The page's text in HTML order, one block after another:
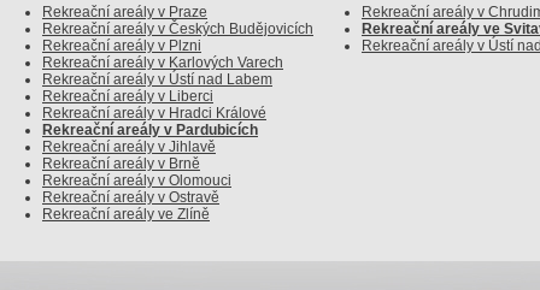
Rekreační areály v Praze
Rekreační areály v Českých Budějovicích
Rekreační areály v Plzni
Rekreační areály v Karlových Varech
Rekreační areály v Ústí nad Labem
Rekreační areály v Liberci
Rekreační areály v Hradci Králové
Rekreační areály v Pardubicích
Rekreační areály v Jihlavě
Rekreační areály v Brně
Rekreační areály v Olomouci
Rekreační areály v Ostravě
Rekreační areály ve Zlíně
Rekreační areály v
Rekreační areály ve
Rekreační areály v Ústí